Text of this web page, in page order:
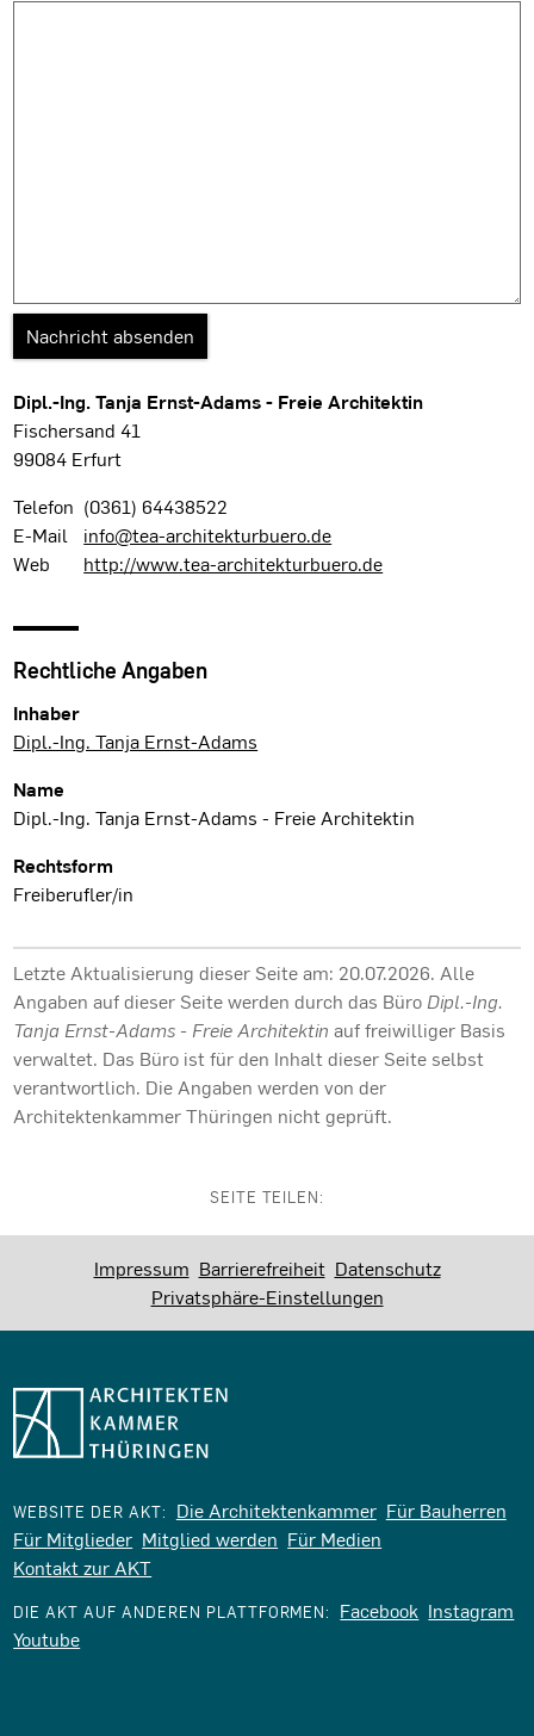
Dipl.-Ing. Tanja Ernst-Adams - Freie Architektin
Fischersand 41
99084 Erfurt
Telefon (0361) 64438522
E-Mail
info@tea-architekturbuero.de
Web
http://www.tea-architekturbuero.de
Rechtliche Angaben
Inhaber
Dipl.-Ing. Tanja Ernst-Adams
Name
Dipl.-Ing. Tanja Ernst-Adams - Freie Architektin
Rechtsform
Freiberufler/in
Letzte Aktualisierung dieser Seite am: 20.07.2026. Alle
Angaben auf dieser Seite werden durch das Büro Dipl.-Ing.
Tanja Ernst-Adams - Freie Architektin auf freiwilliger Basis
verwaltet. Das Büro ist für den Inhalt dieser Seite selbst
verantwortlich. Die Angaben werden von der
Architektenkammer Thüringen nicht geprüft.
SEITE TEILEN:
Impressum Barrierefreiheit Datenschutz
Privatsphäre-Einstellungen
WEBSITE DER AKT: Die Architektenkammer Für Bauherren
Für Mitglieder Mitglied werden Für Medien
Kontakt zur AKT
DIE AKT AUF ANDEREN PLATTFORMEN: Facebook Instagram
Youtube